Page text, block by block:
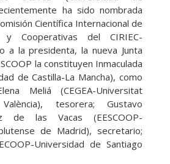
ha sido nombrada
Científica Internacional de
y Cooperativas del CIRIEC-
a la presidenta, la nueva Junta
la constituyen Inmaculada
de Castilla-La Mancha), como
Meliá (CEGEA-Universitat
tesorera; Gustavo
de las Vacas (EESCOOP-
de Madrid), secretario;
Universidad de Santiago